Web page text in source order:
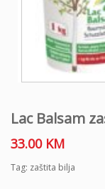
Lac Balsam
33.00 KM
Tag: zaštita bilja